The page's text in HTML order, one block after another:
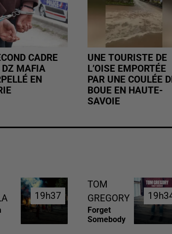
CADRE
DZ MAFIA
EN
UNE TOURISTE DE
L’OISE EMPORTÉE
PAR UNE COULÉE
BOUE EN HAUTE-
SAVOIE
19h37
19h37
TOM
GREGORY
Forget
Somebody